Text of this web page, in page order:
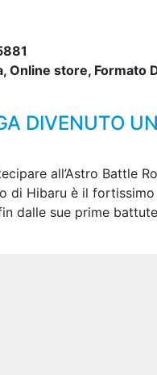
Online store, Formato
DIVENUTO
all’Astro Battle
di Hibaru è il
dalle sue prime